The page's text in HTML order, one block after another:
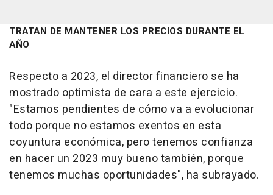
TRATAN DE MANTENER LOS PRECIOS DURANTE EL
AÑO
Respecto a 2023, el director financiero se ha
mostrado optimista de cara a este ejercicio.
"Estamos pendientes de cómo va a evolucionar
todo porque no estamos exentos en esta
coyuntura económica, pero tenemos confianza
en hacer un 2023 muy bueno también, porque
tenemos muchas oportunidades", ha subrayado.